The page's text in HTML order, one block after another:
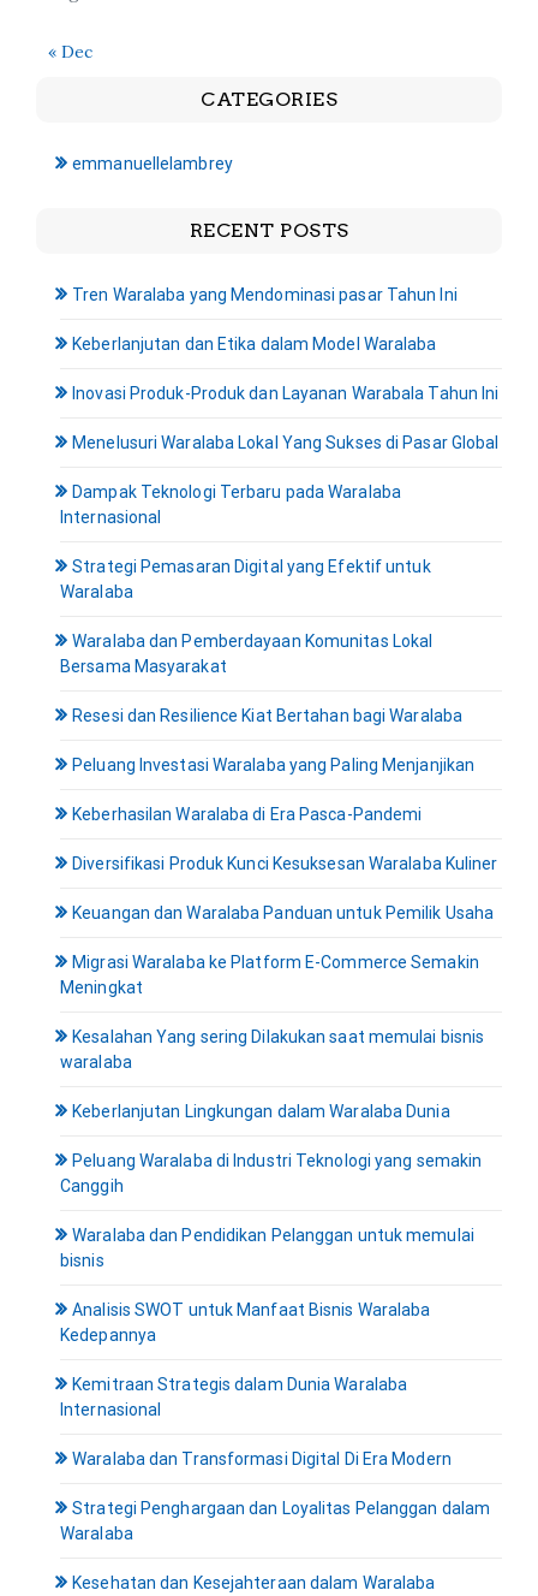
« Dec
CATEGORIES
emmanuellelambrey
RECENT POSTS
Tren Waralaba yang Mendominasi pasar Tahun Ini
Keberlanjutan dan Etika dalam Model Waralaba
Inovasi Produk-Produk dan Layanan Warabala Tahun Ini
Menelusuri Waralaba Lokal Yang Sukses di Pasar Global
Dampak Teknologi Terbaru pada Waralaba
Internasional
Strategi Pemasaran Digital yang Efektif untuk
Waralaba
Waralaba dan Pemberdayaan Komunitas Lokal
Bersama Masyarakat
Resesi dan Resilience Kiat Bertahan bagi Waralaba
Peluang Investasi Waralaba yang Paling Menjanjikan
Keberhasilan Waralaba di Era Pasca-Pandemi
Diversifikasi Produk Kunci Kesuksesan Waralaba Kuliner
Keuangan dan Waralaba Panduan untuk Pemilik Usaha
Migrasi Waralaba ke Platform E-Commerce Semakin
Meningkat
Kesalahan Yang sering Dilakukan saat memulai bisnis
waralaba
Keberlanjutan Lingkungan dalam Waralaba Dunia
Peluang Waralaba di Industri Teknologi yang semakin
Canggih
Waralaba dan Pendidikan Pelanggan untuk memulai
bisnis
Analisis SWOT untuk Manfaat Bisnis Waralaba
Kedepannya
Kemitraan Strategis dalam Dunia Waralaba
Internasional
Waralaba dan Transformasi Digital Di Era Modern
Strategi Penghargaan dan Loyalitas Pelanggan dalam
Waralaba
Kesehatan dan Kesejahteraan dalam Waralaba